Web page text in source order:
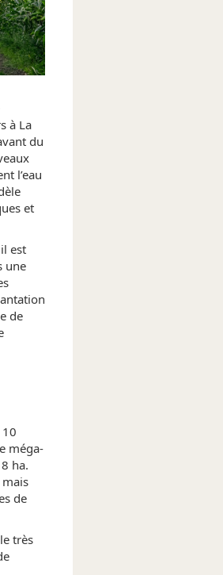
à La
du
l’eau
et
est
une
de
méga-
ha.
mais
de
très